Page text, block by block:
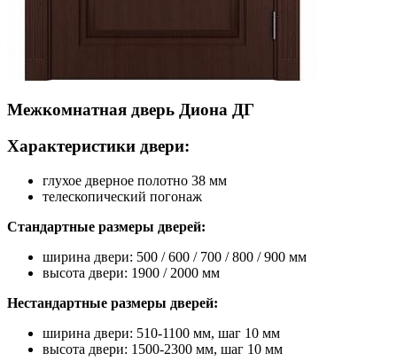
Межкомнатная дверь Диона ДГ
Характеристики двери:
глухое дверное полотно 38 мм
телескопический погонаж
Стандартные размеры дверей:
ширина двери: 500 / 600 / 700 / 800 / 900 мм
высота двери: 1900 / 2000 мм
Нестандартные размеры дверей:
ширина двери: 510-1100 мм, шаг 10 мм
высота двери: 1500-2300 мм, шаг 10 мм